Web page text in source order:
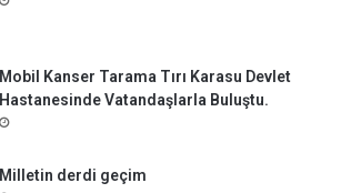
Mobil Kanser Tarama Tırı Karasu Devlet
Hastanesinde Vatandaşlarla Buluştu.
Milletin derdi geçim